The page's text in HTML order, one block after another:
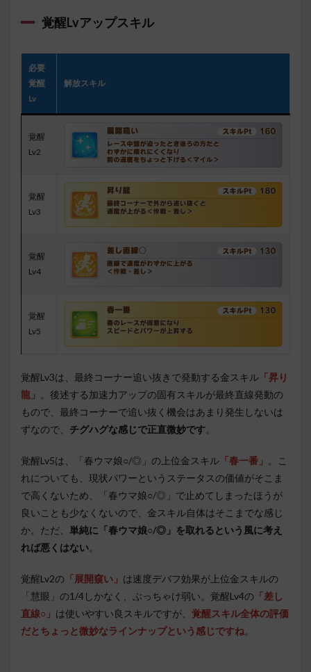
覚醒Lvアップスキル
必要
覚醒
Lv
解放スキル
覚醒
Lv2
覚醒
Lv3
覚醒
Lv4
覚醒
Lv5
覚醒Lv3は、最終コーナー追い抜きで発動する金スキル 「昇り
龍」 。後述する加速力アップの固有スキルが最終直線発動の
もので、最終コーナーで追い抜く機会はあまり発生しないは
ずなので、 チグハグな感じで正直微妙です。
覚醒Lv5は、「春ウマ娘○/◎」の上位金スキル 「春一番」 。こ
れについても、現状パワーというステータスの価値がそこま
で高くないため、「春ウマ娘○/◎」で止めてしまったほうが
良いことも少なくないので、金スキル自体はそこまでな感じ
か。ただ、 単純に「春ウマ娘○/◎」を取れるという風に考え
れば悪くはない。
覚醒Lv2の 「展開窺い」 は速度デバフ効果が上位金スキルの
「慧眼」の1/4しかなく、ぶっちゃけ弱い。覚醒Lv4の 「差し
直線○」 は使いやすい良スキルですが、 覚醒スキル全体の評価
だとちょっと微妙なラインナップという感じですね。